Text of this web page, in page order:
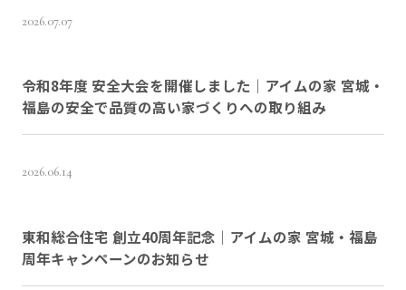
2026.07.07
令和8年度 安全大会を開催しました｜アイムの家 宮城・
福島の安全で品質の高い家づくりへの取り組み
2026.06.14
東和総合住宅 創立40周年記念｜アイムの家 宮城・福島
周年キャンペーンのお知らせ